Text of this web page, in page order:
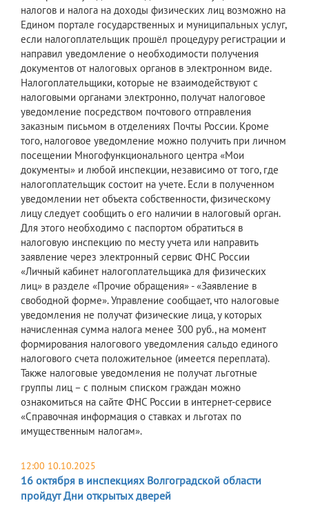
налогов и налога на доходы физических лиц возможно на
Едином портале государственных и муниципальных услуг,
если налогоплательщик прошёл процедуру регистрации и
направил уведомление о необходимости получения
документов от налоговых органов в электронном виде.
Налогоплательщики, которые не взаимодействуют с
налоговыми органами электронно, получат налоговое
уведомление посредством почтового отправления
заказным письмом в отделениях Почты России. Кроме
того, налоговое уведомление можно получить при личном
посещении Многофункционального центра «Мои
документы» и любой инспекции, независимо от того, где
налогоплательщик состоит на учете. Если в полученном
уведомлении нет объекта собственности, физическому
лицу следует сообщить о его наличии в налоговый орган.
Для этого необходимо с паспортом обратиться в
налоговую инспекцию по месту учета или направить
заявление через электронный сервис ФНС России
«Личный кабинет налогоплательщика для физических
лиц» в разделе «Прочие обращения» - «Заявление в
свободной форме». Управление сообщает, что налоговые
уведомления не получат физические лица, у которых
начисленная сумма налога менее 300 руб., на момент
формирования налогового уведомления сальдо единого
налогового счета положительное (имеется переплата).
Также налоговые уведомления не получат льготные
группы лиц – с полным списком граждан можно
ознакомиться на сайте ФНС России в интернет-сервисе
«Справочная информация о ставках и льготах по
имущественным налогам».
12:00 10.10.2025
16 октября в инспекциях Волгоградской области
пройдут Дни открытых дверей